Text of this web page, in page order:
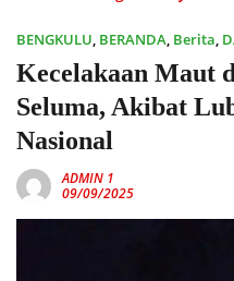
BENGKULU, BERANDA, Berita,
Kecelakaan Maut
Seluma, Akibat
Nasional
ADMIN 1
09/09/2025